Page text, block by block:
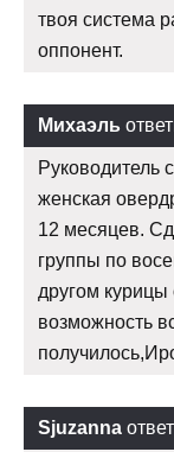
твоя система
оппонент.
Михаэль
Руководитель
женская
12 месяцев.
группы по
другом
возможность
Sjuzanna